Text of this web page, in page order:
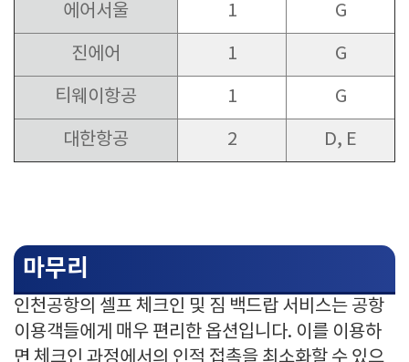
에어서울 1 G
진에어 1 G
티웨이항공 1 G
대한항공 2 D, E
마무리
인천공항의 셀프 체크인 및 짐 백드랍 서비스는 공항
이용객들에게 매우 편리한 옵션입니다. 이를 이용하